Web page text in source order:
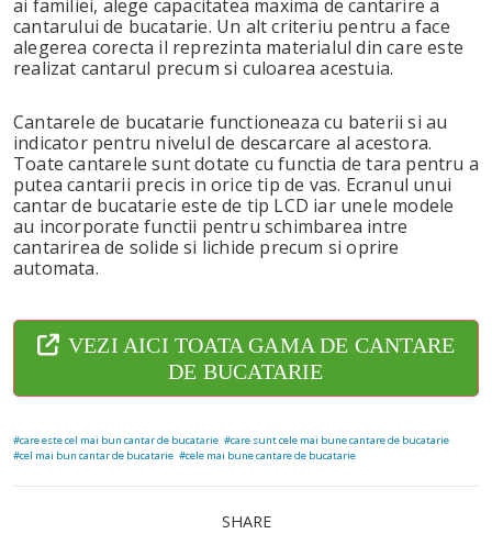
ai familiei, alege capacitatea maxima de cantarire a
cantarului de bucatarie. Un alt criteriu pentru a face
alegerea corecta il reprezinta materialul din care este
realizat cantarul precum si culoarea acestuia.
Cantarele de bucatarie functioneaza cu baterii si au
indicator pentru nivelul de descarcare al acestora.
Toate cantarele sunt dotate cu functia de tara pentru a
putea cantarii precis in orice tip de vas. Ecranul unui
cantar de bucatarie este de tip LCD iar unele modele
au incorporate functii pentru schimbarea intre
cantarirea de solide si lichide precum si oprire
automata.
VEZI AICI TOATA GAMA DE CANTARE
DE BUCATARIE
care este cel mai bun cantar de bucatarie
care sunt cele mai bune cantare de bucatarie
cel mai bun cantar de bucatarie
cele mai bune cantare de bucatarie
SHARE